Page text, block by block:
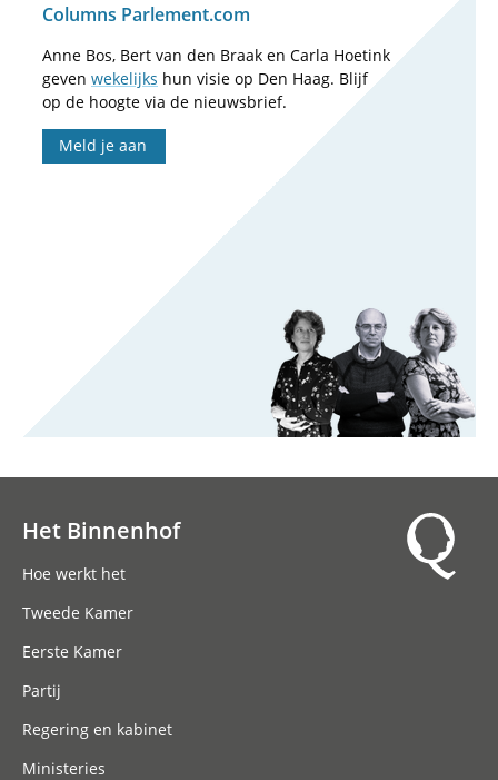
Columns Parlement.com
Anne Bos, Bert van den Braak en Carla Hoetink
geven wekelijks hun visie op Den Haag. Blijf
op de hoogte via de nieuwsbrief.
Meld je aan
Het Binnenhof
Hoe werkt het
Tweede Kamer
Eerste Kamer
Partij
Regering en kabinet
Ministeries